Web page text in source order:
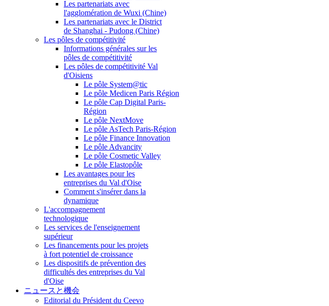
Les partenariats avec
l'agglomération de Wuxi (Chine)
Les partenariats avec le District
de Shanghai - Pudong (Chine)
Les pôles de compétitivité
Informations générales sur les
pôles de compétitivité
Les pôles de compétitivité Val
d'Oisiens
Le pôle System@tic
Le pôle Medicen Paris Région
Le pôle Cap Digital Paris-
Région
Le pôle NextMove
Le pôle AsTech Paris-Région
Le pôle Finance Innovation
Le pôle Advancity
Le pôle Cosmetic Valley
Le pôle Elastopôle
Les avantages pour les
entreprises du Val d'Oise
Comment s'insérer dans la
dynamique
L'accompagnement
technologique
Les services de l'enseignement
supérieur
Les financements pour les projets
à fort potentiel de croissance
Les dispositifs de prévention des
difficultés des entreprises du Val
d'Oise
ニュースと機会
Editorial du Président du Ceevo